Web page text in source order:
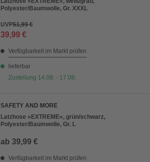
Polyester/Baumwolle, Gr. XXXL
UVP51,99 €
39,99 €
Verfügbarkeit im Markt prüfen
lieferbar
Zustellung 14.08. - 17.08.
SAFETY AND MORE
Latzhose »EXTREME«, grün/schwarz,
Polyester/Baumwolle, Gr. L
ab 39,99 €
Verfügbarkeit im Markt prüfen